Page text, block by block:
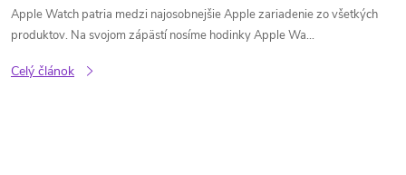
Apple Watch patria medzi najosobnejšie Apple zariadenie zo všetkých
produktov. Na svojom zápästí nosíme hodinky Apple Wa...
Celý článok